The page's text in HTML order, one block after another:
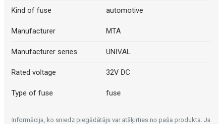
Kind of fuse automotive
Manufacturer MTA
Manufacturer series UNIVAL
Rated voltage 32V DC
Type of fuse fuse
Informācija, ko sniedz piegādātājs var atšķirties no paša produkta. Ja